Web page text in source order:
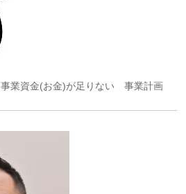
業資金(お金)が足りない 事業計画